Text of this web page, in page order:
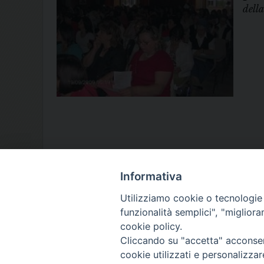
Informativa
Utilizziamo cookie o
funzionalità semplici",
cookie policy.
Cliccando su "accetta"
cookie utilizzati e